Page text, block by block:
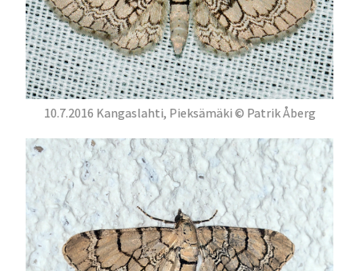
10.7.2016 Kangaslahti, Pieksämäki © Patrik Åberg